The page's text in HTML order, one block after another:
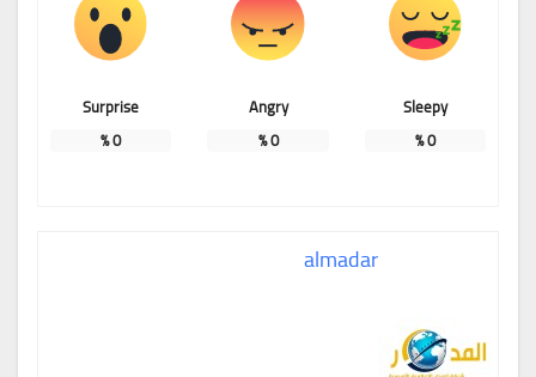
Sleepy
0
%
Angry
0
%
Surprise
0
%
almadar